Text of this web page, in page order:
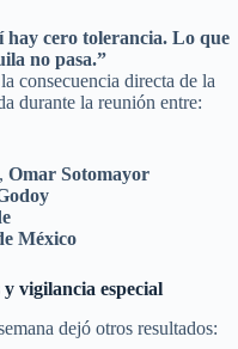
cero tolerancia. Lo que
no pasa.”
consecuencia directa de la
durante la reunión entre:
Omar Sotomayor
México
vigilancia especial
dejó otros resultados: